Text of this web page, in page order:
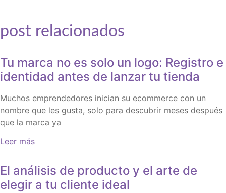
post relacionados
Tu marca no es solo un logo: Registro e
identidad antes de lanzar tu tienda
Muchos emprendedores inician su ecommerce con un
nombre que les gusta, solo para descubrir meses después
que la marca ya
Leer más
El análisis de producto y el arte de
elegir a tu cliente ideal